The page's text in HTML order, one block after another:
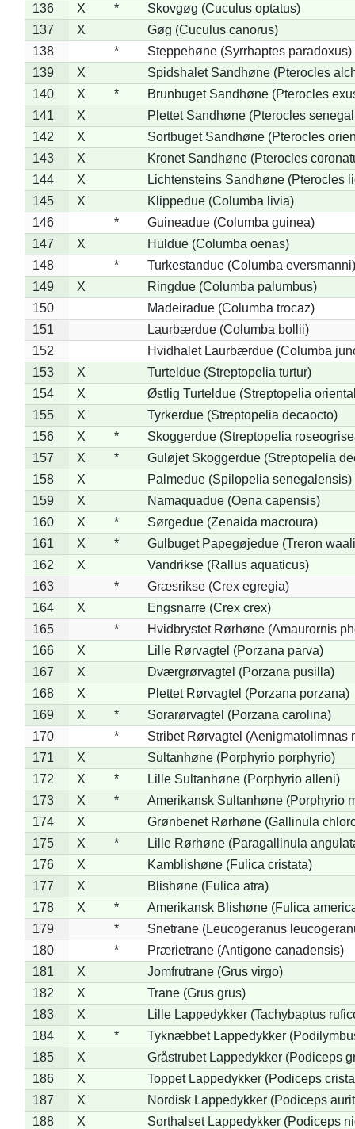
136
X *
Skovgøg (Cuculus optatus)
137
X
Gøg (Cuculus canorus)
138
*
Steppehøne (Syrrhaptes paradoxus)
139
X
Spidshalet Sandhøne (Pterocles
140
X *
Brunbuget Sandhøne (Pterocles
141
X
Plettet Sandhøne (Pterocles
142
X
Sortbuget Sandhøne (Pterocles
143
X
Kronet Sandhøne (Pterocles
144
X
Lichtensteins Sandhøne (Pterocles
145
X
Klippedue (Columba livia)
146
*
Guineadue (Columba guinea)
147
X
Huldue (Columba oenas)
148
*
Turkestandue (Columba eversmanni)
149
X
Ringdue (Columba palumbus)
150
Madeiradue (Columba trocaz)
151
Laurbærdue (Columba bollii)
152
Hvidhalet Laurbærdue (Columba
153
X
Turteldue (Streptopelia turtur)
154
X
Østlig Turteldue (Streptopelia
155
X
Tyrkerdue (Streptopelia decaocto)
156
X *
Skoggerdue (Streptopelia
157
X *
Guløjet Skoggerdue (Streptopelia
158
X
Palmedue (Spilopelia senegalensis)
159
X
Namaquadue (Oena capensis)
160
X *
Sørgedue (Zenaida macroura)
161
X *
Gulbuget Papegøjedue (Treron
162
X
Vandrikse (Rallus aquaticus)
163
*
Græsrikse (Crex egregia)
164
X
Engsnarre (Crex crex)
165
*
Hvidbrystet Rørhøne (Amaurornis
166
X
Lille Rørvagtel (Porzana parva)
167
X
Dværgrørvagtel (Porzana pusilla)
168
X
Plettet Rørvagtel (Porzana porzana)
169
X *
Sorarørvagtel (Porzana carolina)
170
*
Stribet Rørvagtel (Aenigmatolimnas
171
X
Sultanhøne (Porphyrio porphyrio)
172
X *
Lille Sultanhøne (Porphyrio alleni)
173
X *
Amerikansk Sultanhøne (Porphyrio
174
X
Grønbenet Rørhøne (Gallinula
175
X *
Lille Rørhøne (Paragallinula
176
X
Kamblishøne (Fulica cristata)
177
X
Blishøne (Fulica atra)
178
X *
Amerikansk Blishøne (Fulica
179
*
Snetrane (Leucogeranus
180
*
Prærietrane (Antigone canadensis)
181
X
Jomfrutrane (Grus virgo)
182
X
Trane (Grus grus)
183
X
Lille Lappedykker (Tachybaptus
184
X *
Tyknæbbet Lappedykker
185
X
Gråstrubet Lappedykker (Podiceps
186
X
Toppet Lappedykker (Podiceps
187
X
Nordisk Lappedykker (Podiceps
188
X
Sorthalset Lappedykker (Podiceps